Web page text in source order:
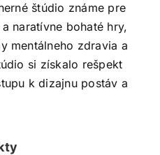
štúdio známe pre
naratívne bohaté hry,
mentálneho zdravia a
si získalo rešpekt
k dizajnu postáv a